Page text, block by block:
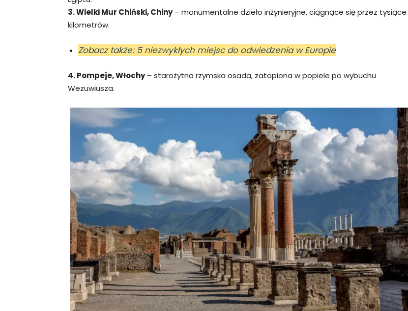
3. Wielki Mur Chiński, Chiny– monumentalne dzieło inżynieryjne, ciągnące się przez tysiące
kilometrów.
Zobacz także: 5 niezwykłych miejsc do odwiedzenia w Europie
4. Pompeje, Włochy– starożytna rzymska osada, zatopiona w popiele po wybuchu
Wezuwiusza.